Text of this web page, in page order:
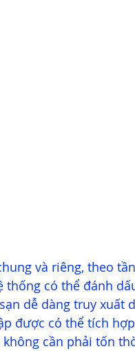
và riêng, theo
thống có thể đánh
dễ dàng truy xuất
được có thể tích
cần phải tốn